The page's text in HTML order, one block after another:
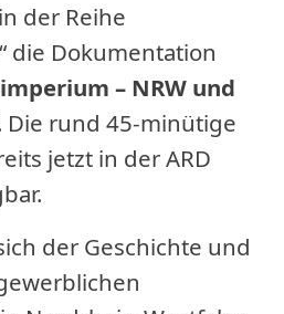
der Reihe
die Dokumentation
– NRW und
Die rund 45-minütige
jetzt in der ARD
der Geschichte und